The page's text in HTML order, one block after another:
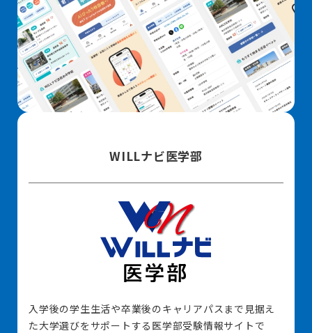
WILLナビ医学部
入学後の学生生活や卒業後のキャリアパスまで見据え
た大学選びをサポートする医学部受験情報サイトで